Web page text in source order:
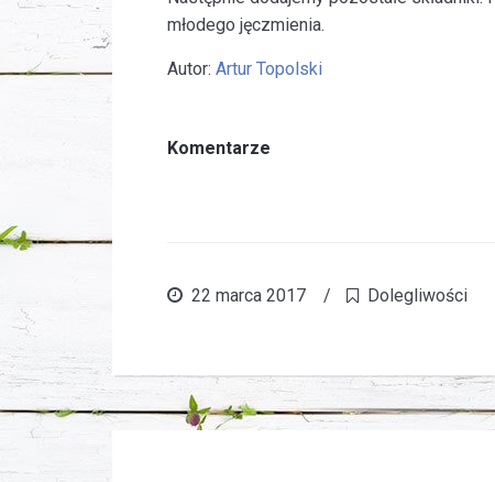
młodego jęczmienia.
Autor: Artur Topolski
Komentarze
22 marca 2017 / Dolegliwości